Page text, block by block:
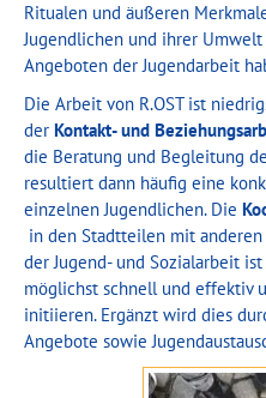
Ritualen und äußeren
Jugendlichen und ihrer
Angeboten der Jugendarbeit
Die Arbeit von R.OST ist
der Kontakt- und
die Beratung und Begleitung
resultiert dann häufig eine
einzelnen Jugendlichen. Die
in den Stadtteilen mit
der Jugend- und Sozialarbeit
möglichst schnell und effektiv
initiieren. Ergänzt wird dies
Angebote sowie